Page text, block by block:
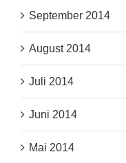
September 2014
August 2014
Juli 2014
Juni 2014
Mai 2014